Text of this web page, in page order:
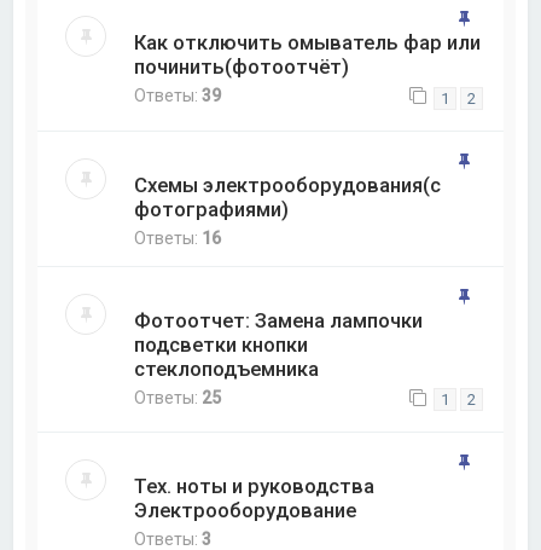
Как отключить омыватель фар или
починить(фотоотчёт)
Ответы:39 1 2
Схемы электрооборудования(с
фотографиями)
Ответы: 16
Фотоотчет: Замена лампочки
подсветки кнопки
стеклоподъемника
Ответы: 25 1 2
Тех. ноты и руководства
Электрооборудование
Ответы:3